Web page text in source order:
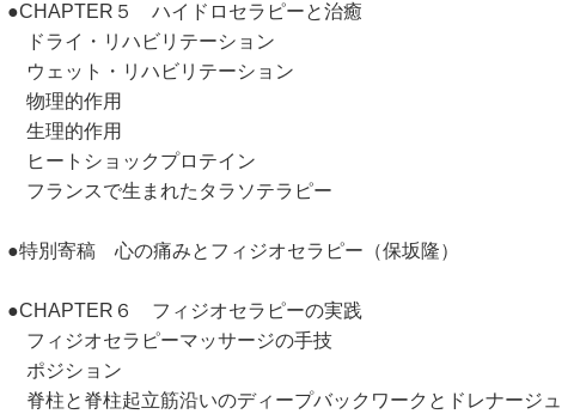
●CHAPTER５ ハイドロセラピーと治癒
ドライ・リハビリテーション
ウェット・リハビリテーション
物理的作用
生理的作用
ヒートショックプロテイン
フランスで生まれたタラソテラピー
●特別寄稿 心の痛みとフィジオセラピー（保坂隆）
●CHAPTER６ フィジオセラピーの実践
フィジオセラピーマッサージの手技
ポジション
脊柱と脊柱起立筋沿いのディープバックワークとドレナージュ